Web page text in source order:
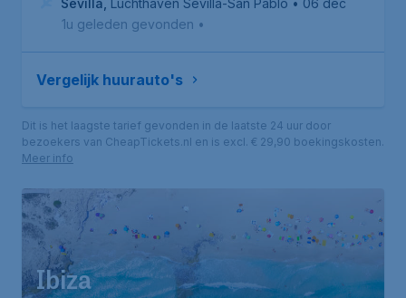
Sevilla Luchthaven Sevilla-San Pablo • 06 dec
1u geleden gevonden •
Vergelijk huurauto's
Dit is het laagste tarief gevonden in de laatste 24 uur door
bezoekers van CheapTickets.nl en is excl. € 29,90 boekingskosten.
Meer info
Ibiza